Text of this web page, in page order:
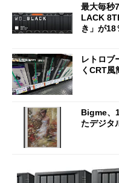
最大毎秒
LACK
き」が18
レトロブ
くCRT風
Bigme、
たデジタ